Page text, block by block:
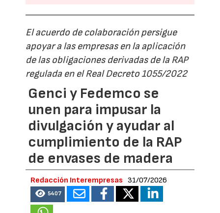
El acuerdo de colaboración persigue
apoyar a las empresas en la aplicación
de las obligaciones derivadas de la RAP
regulada en el Real Decreto 1055/2022
Genci y Fedemco se
unen para impusar la
divulgación y ayudar al
cumplimiento de la RAP
de envases de madera
Redacción Interempresas 31/07/2026
5407